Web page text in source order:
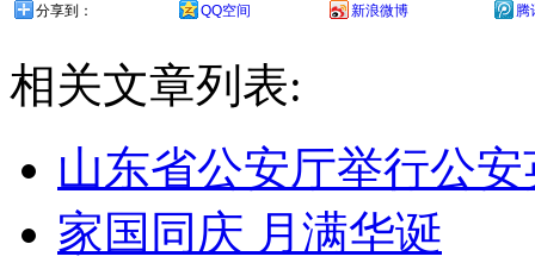
分享到： QQ空间 新浪微博 腾
相关文章列表:
山东省公安厅举行公
家国同庆 月满华诞